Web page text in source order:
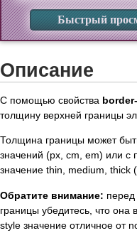
Быстрый
Описание
С помощью свойства
толщину верхней границы
Толщина границы может
значений (px, cm, em) или
значение thin, medium, thick
Обратите внимание:
границы убедитесь, что она
style значение отличное от